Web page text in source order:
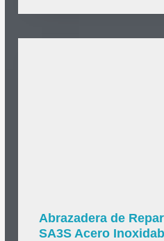
Abrazadera de
SA3S Acero